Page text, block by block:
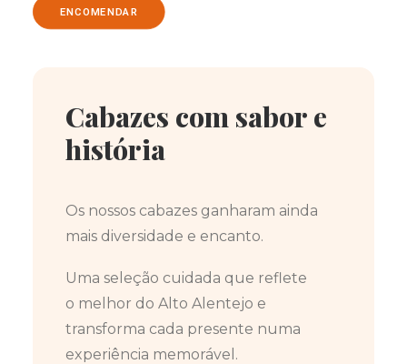
ENCOMENDAR
Cabazes com sabor e
história
Os nossos cabazes ganharam ainda
mais diversidade e encanto.
Uma seleção cuidada que reflete
o melhor do Alto Alentejo e
transforma cada presente numa
experiência memorável.